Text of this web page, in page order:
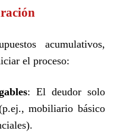
acumulativos,
el proceso:
: El deudor solo
mobiliario básico